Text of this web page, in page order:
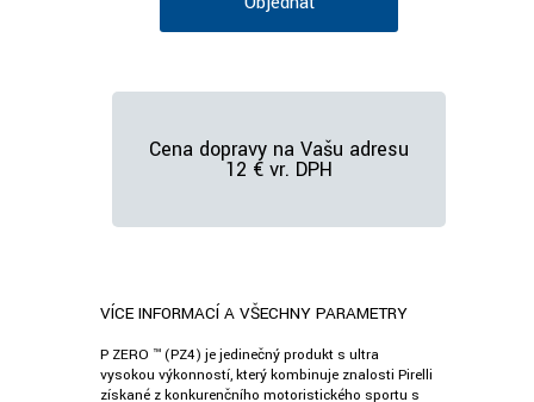
Cena dopravy na Vašu adresu
12 € vr. DPH
VÍCE INFORMACÍ A VŠECHNY PARAMETRY
P ZERO ™ (PZ4) je jedinečný produkt s ultra
vysokou výkonností, který kombinuje znalosti Pirelli
získané z konkurenčního motoristického sportu s